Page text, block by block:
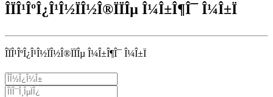
ÎÏÎ¹ÎºÎ¿Î¹Î½ÏÎ½Î®ÏÏÎµ Î¼Î±Î¶Î¯ Î¼Î±Ï
ÎÏÎ¹ÎºÎ¿Î¹Î½ÏÎ½Î®ÏÏÎµ Î¼Î±Î¶Î¯ Î¼Î±Ï